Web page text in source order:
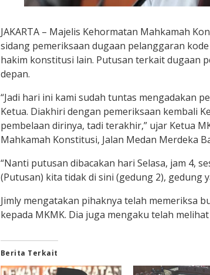
JAKARTA – Majelis Kehormatan Mahkamah
sidang pemeriksaan dugaan pelanggaran
hakim konstitusi lain. Putusan terkait dugaan
depan.
“Jadi hari ini kami sudah tuntas mengadakan
Ketua. Diakhiri dengan pemeriksaan kembali
pembelaan dirinya, tadi terakhir,” ujar Ketua
Mahkamah Konstitusi, Jalan Medan Merdeka
“Nanti putusan dibacakan hari Selasa, jam 4,
(Putusan) kita tidak di sini (gedung 2), gedung
Jimly mengatakan pihaknya telah memeriksa
kepada MKMK. Dia juga mengaku telah
Berita Terkait